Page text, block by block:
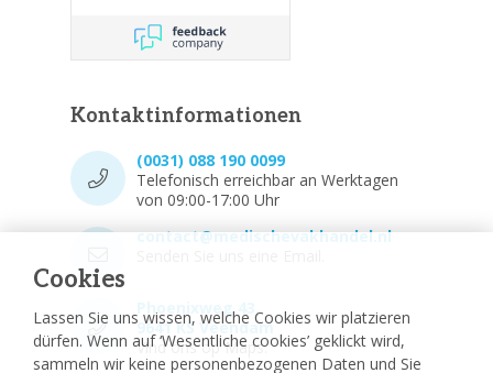
Cookies
Lassen Sie uns wissen, welche Cookies wir platzieren
dürfen. Wenn auf ‘Wesentliche cookies’ geklickt wird,
sammeln wir keine personenbezogenen Daten und Sie
Kontaktinformationen
(0031) 088 190 0099
Telefonisch erreichbar an Werktagen
von 09:00-17:00 Uhr
contact@medischevakhandel.nl
Phoenixweg 43,
9641 KS Veendam
Vind ons op Maps.